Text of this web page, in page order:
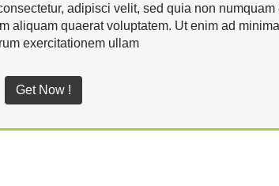
adipisci velit, sed quia non numquam
aliquam quaerat voluptatem. Ut enim ad
exercitationem ullam
Get Now !